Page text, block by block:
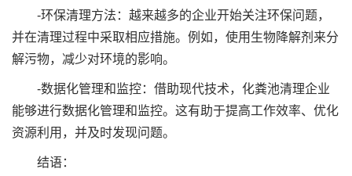
-环保清理方法：越来越多的企业开始关注环保问题，
并在清理过程中采取相应措施。例如，使用生物降解剂来分
解污物，减少对环境的影响。
-数据化管理和监控：借助现代技术，化粪池清理企业
能够进行数据化管理和监控。这有助于提高工作效率、优化
资源利用，并及时发现问题。
结语：